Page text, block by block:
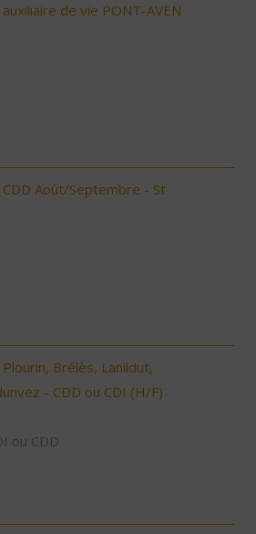
de vie PONT-AVEN
Août/Septembre - St
Brélès, Lanildut,
- CDD ou CDI (H/F)
ou CDD